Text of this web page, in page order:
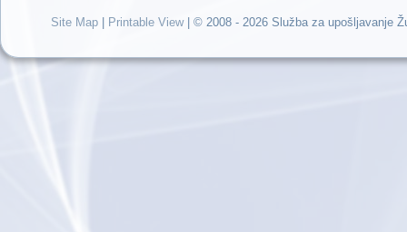
Site Map Printable View| © 2008 - 2026 Služba za upošljavanje